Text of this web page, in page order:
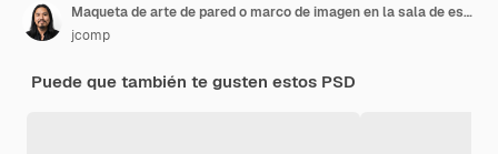
Maqueta de arte de pared o marco de imagen en la sala de estar
jcomp
Puede que también te gusten estos PSD